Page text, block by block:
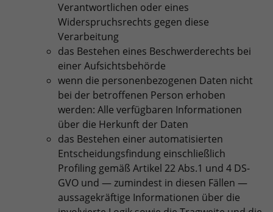
Verantwortlichen oder eines
Widerspruchsrechts gegen diese
Verarbeitung
das Bestehen eines Beschwerderechts bei
einer Aufsichtsbehörde
wenn die personenbezogenen Daten nicht
bei der betroffenen Person erhoben
werden: Alle verfügbaren Informationen
über die Herkunft der Daten
das Bestehen einer automatisierten
Entscheidungsfindung einschließlich
Profiling gemäß Artikel 22 Abs.1 und 4 DS-
GVO und — zumindest in diesen Fällen —
aussagekräftige Informationen über die